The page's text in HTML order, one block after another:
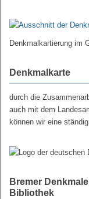
Denkmalkartierung im
Denkmalkarte
durch die
auch mit dem
können wir eine
Bremer
Bibliothek